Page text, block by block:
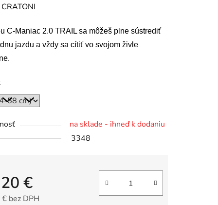
CRATONI
C-Maniac 2.0 TRAIL sa môžeš plne sústrediť
jazdu a vždy sa cítiť vo svojom živle
na sklade - ihneď k dodaniu
3348
€
bez DPH